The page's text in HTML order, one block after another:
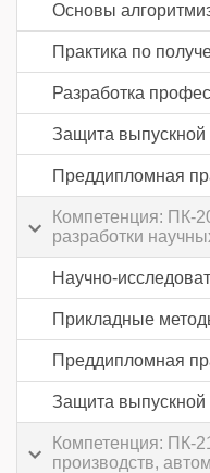
Основы
Разработка
Преддипломная
Компетенция: ПК-
разработки
Научно-
Преддипломная
Компетенция: ПК-
производств,